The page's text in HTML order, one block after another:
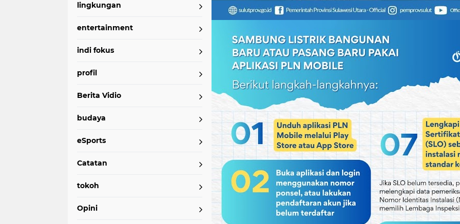
lingkungan
entertainment
indi fokus
profil
Berita Vidio
budaya
eSports
Catatan
tokoh
Opini